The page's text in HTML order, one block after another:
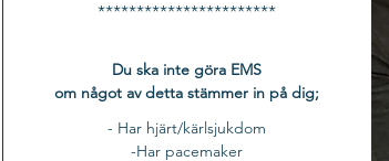
***********************
Du ska inte göra EMS
om något av detta stämmer in på dig;
- Har hjärt/kärlsjukdom
-Har pacemaker